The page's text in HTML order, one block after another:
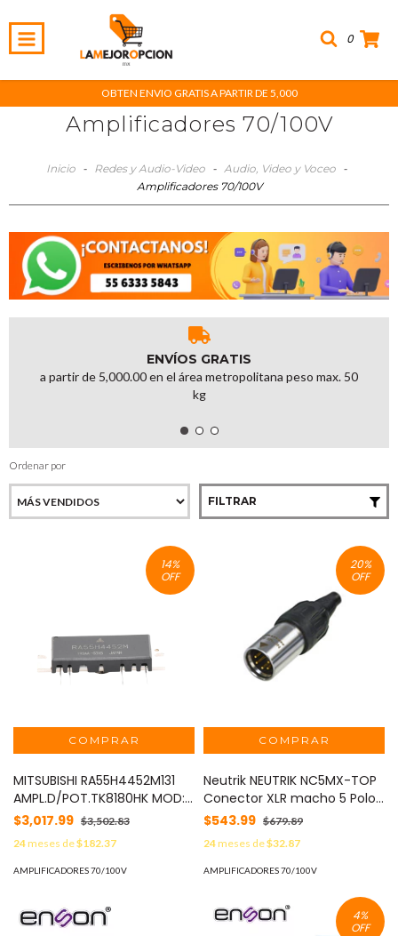
0
OBTEN ENVIO GRATIS A PARTIR DE 5,000
Amplificadores 70/100V
Inicio - Redes y Audio-Video - Audio, Video y Voceo -
Amplificadores 70/100V
ENVÍOS GRATIS
a partir de 5,000.00 en el área metropolitana peso max. 50
kg
Ordenar por
FILTRAR
14%
OFF
MITSUBISHI RA55H4452M131
AMPL.D/POT.TK8180HK MOD:
RA55-H4452-M13
$3,017.99 $3,502.83
24meses de$182.37
AMPLIFICADORES 70/100V
20%
OFF
Neutrik NEUTRIK NC5MX-TOP
Conector XLR macho 5 Polos
para uso en exterior MOD:
NC5MX-TOP
$543.99 $679.89
24meses de$32.87
AMPLIFICADORES 70/100V
4%
OFF